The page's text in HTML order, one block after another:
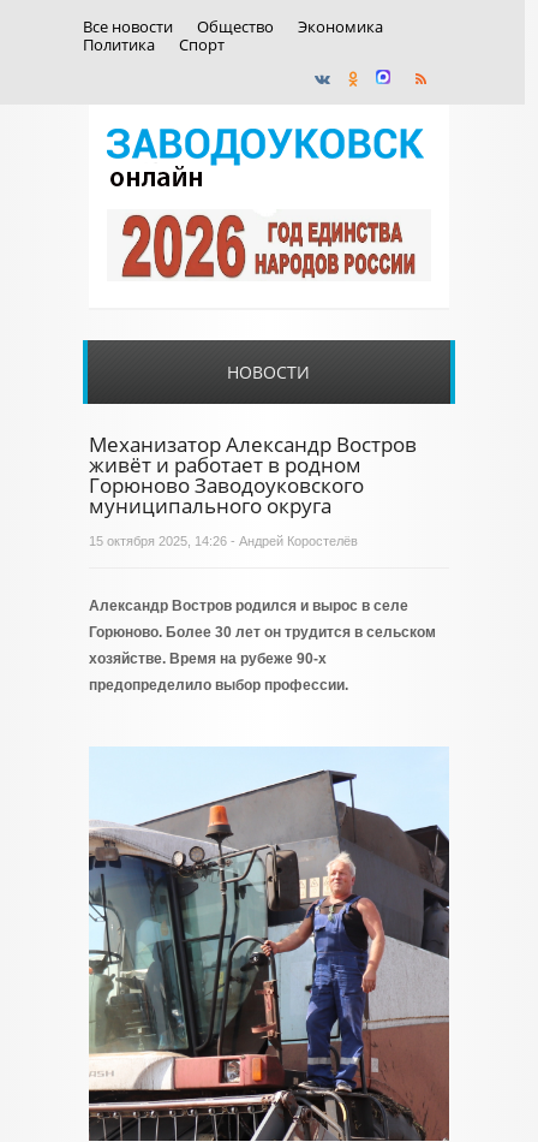
Все новости Общество
Экономика
Политика
Спорт
НОВОСТИ
Механизатор Александр Востров
живёт и работает в родном
Горюново Заводоуковского
муниципального округа
15 октября 2025, 14:26 - Андрей Коростелёв
Александр Востров родился и вырос в селе
Горюново. Более 30 лет он трудится в сельском
хозяйстве. Время на рубеже 90-х
предопределило выбор профессии.